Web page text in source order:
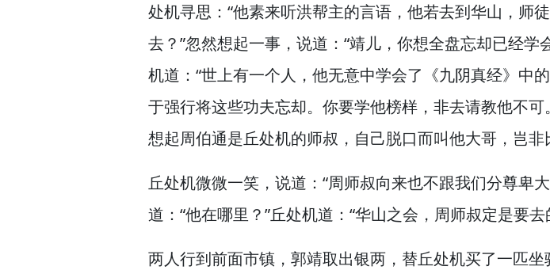
处机寻思：“他素来听洪帮主的言语， 他若去到华山， 师
去？”忽然想起一事， 说道：“靖儿， 你想全盘忘却已经学
机道：“世上有一个人， 他无意中学会了《九阴真经》中
于强行将这些功夫忘却。 你要学他榜样， 非去请教他不可
想起周伯通是丘处机的师叔， 自己脱口而叫他大哥， 岂非
丘处机微微一笑， 说道：“周师叔向来也不跟我们分尊卑大
道：“他在哪里？”丘处机道：“华山之会， 周师叔定是要去
两人行到前面市镇， 郭靖取出银两， 替丘处机买了一匹坐